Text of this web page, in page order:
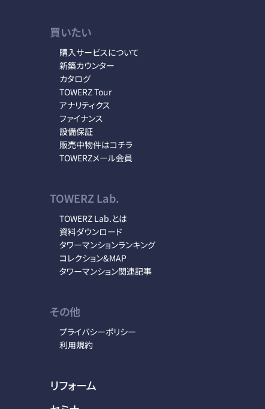
買いたい
購入サービスについて
新築カウンター
カタログ
TOWERZ Tour
アナリティクス
ファイナンス
設備保証
販売中物件はコチラ
TOWERZメール会員
TOWERZ Lab.
TOWERZ Lab.とは
資料ダウンロード
タワーマンションランキング
コレクション&MAP
タワーマンション関連記事
その他
プライバシーポリシー
利用規約
リフォーム